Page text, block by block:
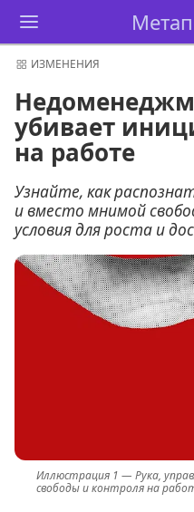
ИЗМЕНЕНИЯ
убивает
на работе
Узнайте, как
и вместо мнимой
условия для роста и
Рука,
свободы и контроля на